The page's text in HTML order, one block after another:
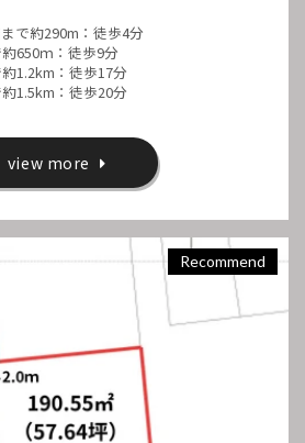
まで約290m：徒歩4分
650ｍ：徒歩9分
1.2km：徒歩17分
1.5km：徒歩20分
view more
Recommend